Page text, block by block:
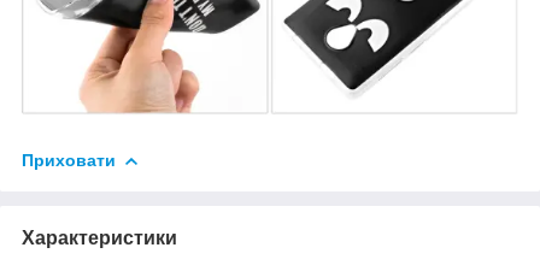
Приховати
Характеристики